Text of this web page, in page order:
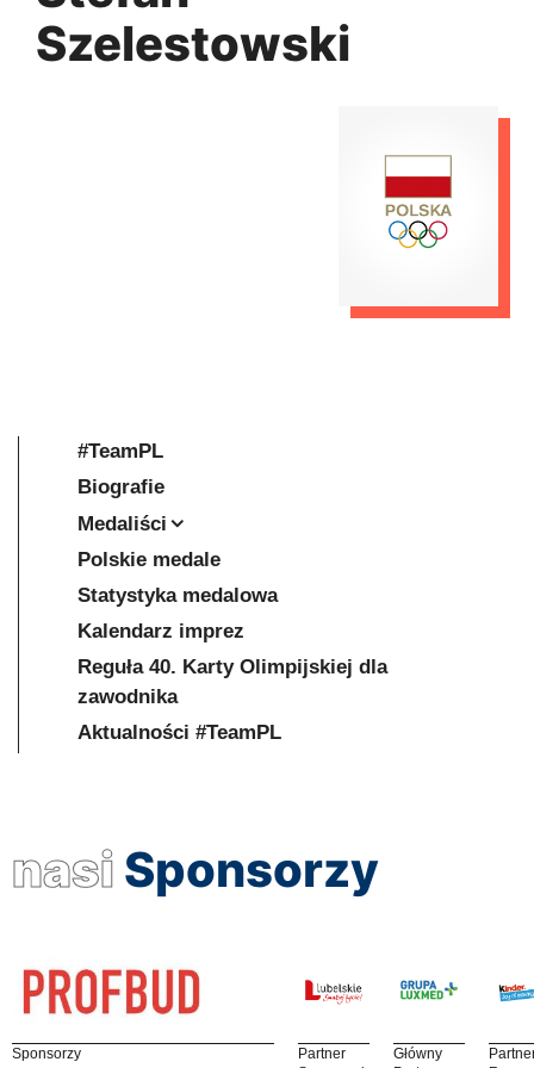
Szelestowski
#TeamPL
Biografie
Medaliści
Polskie medale
Statystyka medalowa
Kalendarz imprez
Reguła 40. Karty Olimpijskiej dla
zawodnika
Aktualności #TeamPL
nasi Sponsorzy
Sponsorzy
Partner
Główny